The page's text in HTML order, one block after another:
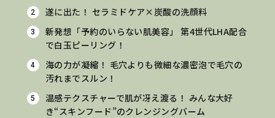
遂に出た！ セラミドケア×炭酸の洗顔料
新発想「予約のいらない肌美容」 第4世代LHA配合
で白玉ピーリング！
海の力が凝縮！ 毛穴よりも微細な濃密泡で毛穴の
汚れまでスルン！
温感テクスチャーで肌が冴え渡る！ みんな大好
き“スキンフード”のクレンジングバーム